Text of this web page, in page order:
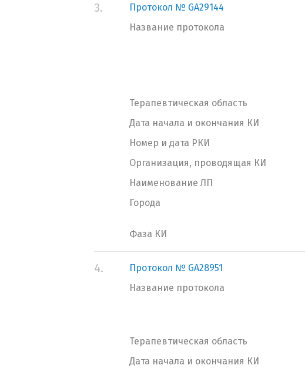
3.
Протокол № GA29144
Название протокола
Терапевтическая область
Дата начала и окончания КИ
Номер и дата РКИ
Организация, проводящая КИ
Наименование ЛП
Города
Фаза КИ
4.
Протокол № GA28951
Название протокола
Терапевтическая область
Дата начала и окончания КИ